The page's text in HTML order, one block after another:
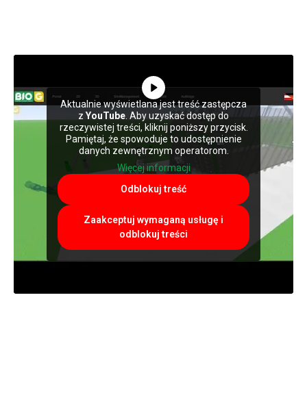
Aktualnie wyświetlana jest treść zastępcza
z YouTube . Aby uzyskać dostęp do
rzeczywistej treści, kliknij poniższy przycisk.
Pamiętaj, że spowoduje to udostępnienie
danych zewnętrznym operatorom.
Więcej informacji
Odblokuj treść
Zaakceptuj wymaganą usługę i
odblokuj treści